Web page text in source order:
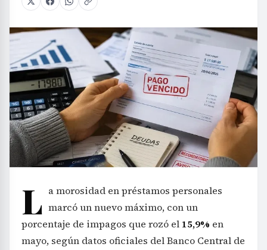
L a morosidad en préstamos personales
marcó un nuevo máximo, con un
porcentaje de impagos que rozó el 15,9% en
mayo, según datos oficiales del Banco Central de